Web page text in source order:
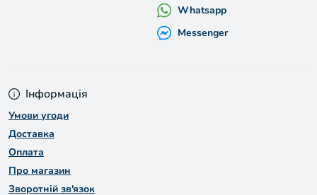
Інформація
Умови угоди
Доставка
Оплата
Про магазин
Зворотній зв'язок
Whatsapp
Messenger